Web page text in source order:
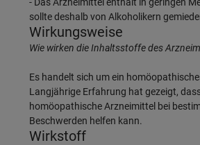
sollte deshalb von Alkoholikern
Wirkungsweise
Wie wirken die Inhaltsstoffe des
Es handelt sich um ein
Langjährige Erfahrung hat gezeigt,
homöopathische Arzneimittel bei
Beschwerden helfen kann.
Wirkstoff